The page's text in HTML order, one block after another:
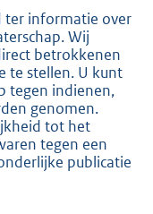
ter informatie over
Wij
betrokkenen
te stellen. U kunt
tegen indienen,
genomen.
tot het
tegen een
publicatie